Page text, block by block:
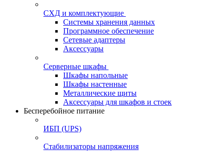
СХД и комплектующие
Системы хранения данных
Программное обеспечение
Сетевые адаптеры
Аксессуары
Серверные шкафы
Шкафы напольные
Шкафы настенные
Металлические щиты
Аксессуары для шкафов и стоек
Бесперебойное питание
ИБП (UPS)
Стабилизаторы напряжения